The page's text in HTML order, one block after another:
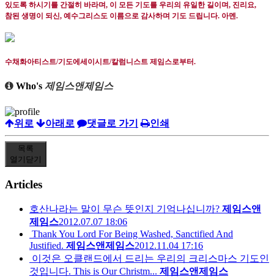
있도록 하시기를 간절히 바라며, 이 모든 기도를 우리의 유일한 길이며, 진리요,
참된 생명이 되신, 예수그리스도 이름으로 감사하며 기도 드립니다. 아멘.
수채화아티스트/기도에세이시트/칼럼니스트 제임스로부터.
Who's 제임스앤제임스
위로 아래로 댓글로 가기 인쇄
목록
열기 닫기
Articles
호산나라는 말이 무슨 뜻인지 기억나십니까? 제임스앤
제임스2012.07.07 18:06
Thank You Lord For Being Washed, Sanctified And
Justified. 제임스앤제임스2012.11.04 17:16
이것은 오클랜드에서 드리는 우리의 크리스마스 기도인
것입니다. This is Our Christm... 제임스앤제임스